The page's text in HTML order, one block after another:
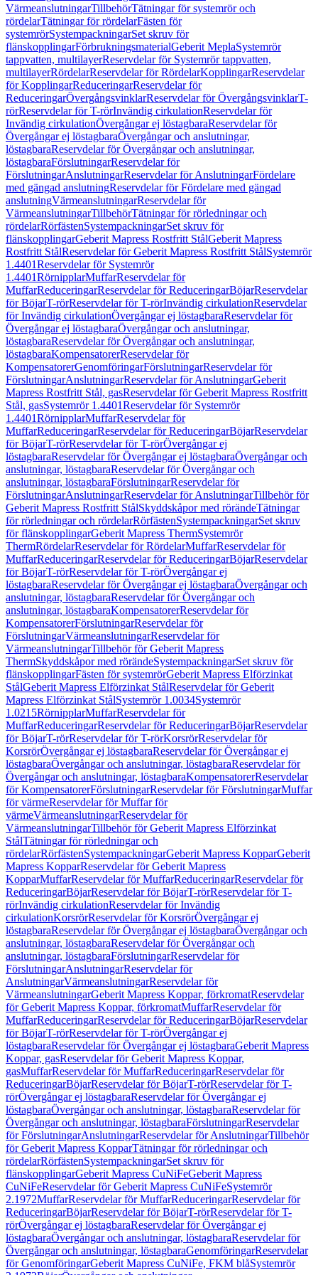
VärmeanslutningarTillbehörTätningar för systemrör och
rördelarTätningar för rördelarFästen för
systemrörSystempackningarSet skruv för
flänskopplingarFörbrukningsmaterialGeberit MeplaSystemrör
tappvatten, multilayerReservdelar för Systemrör tappvatten,
multilayerRördelarReservdelar för RördelarKopplingarReservdelar
för KopplingarReduceringarReservdelar för
ReduceringarÖvergångsvinklarReservdelar för ÖvergångsvinklarT-
rörReservdelar för T-rörInvändig cirkulationReservdelar för
Invändig cirkulationÖvergångar ej löstagbaraReservdelar för
Övergångar ej löstagbaraÖvergångar och anslutningar,
löstagbaraReservdelar för Övergångar och anslutningar,
löstagbaraFörslutningarReservdelar för
FörslutningarAnslutningarReservdelar för AnslutningarFördelare
med gängad anslutningReservdelar för Fördelare med gängad
anslutningVärmeanslutningarReservdelar för
VärmeanslutningarTillbehörTätningar för rörledningar och
rördelarRörfästenSystempackningarSet skruv för
flänskopplingarGeberit Mapress Rostfritt StålGeberit Mapress
Rostfritt StålReservdelar för Geberit Mapress Rostfritt StålSystemrör
1.4401Reservdelar för Systemrör
1.4401RörnipplarMuffarReservdelar för
MuffarReduceringarReservdelar för ReduceringarBöjarReservdelar
för BöjarT-rörReservdelar för T-rörInvändig cirkulationReservdelar
för Invändig cirkulationÖvergångar ej löstagbaraReservdelar för
Övergångar ej löstagbaraÖvergångar och anslutningar,
löstagbaraReservdelar för Övergångar och anslutningar,
löstagbaraKompensatorerReservdelar för
KompensatorerGenomföringarFörslutningarReservdelar för
FörslutningarAnslutningarReservdelar för AnslutningarGeberit
Mapress Rostfritt Stål, gasReservdelar för Geberit Mapress Rostfritt
Stål, gasSystemrör 1.4401Reservdelar för Systemrör
1.4401RörnipplarMuffarReservdelar för
MuffarReduceringarReservdelar för ReduceringarBöjarReservdelar
för BöjarT-rörReservdelar för T-rörÖvergångar ej
löstagbaraReservdelar för Övergångar ej löstagbaraÖvergångar och
anslutningar, löstagbaraReservdelar för Övergångar och
anslutningar, löstagbaraFörslutningarReservdelar för
FörslutningarAnslutningarReservdelar för AnslutningarTillbehör för
Geberit Mapress Rostfritt StålSkyddskåpor med rörändeTätningar
för rörledningar och rördelarRörfästenSystempackningarSet skruv
för flänskopplingarGeberit Mapress ThermSystemrör
ThermRördelarReservdelar för RördelarMuffarReservdelar för
MuffarReduceringarReservdelar för ReduceringarBöjarReservdelar
för BöjarT-rörReservdelar för T-rörÖvergångar ej
löstagbaraReservdelar för Övergångar ej löstagbaraÖvergångar och
anslutningar, löstagbaraReservdelar för Övergångar och
anslutningar, löstagbaraKompensatorerReservdelar för
KompensatorerFörslutningarReservdelar för
FörslutningarVärmeanslutningarReservdelar för
VärmeanslutningarTillbehör för Geberit Mapress
ThermSkyddskåpor med rörändeSystempackningarSet skruv för
flänskopplingarFästen för systemrörGeberit Mapress Elförzinkat
StålGeberit Mapress Elförzinkat StålReservdelar för Geberit
Mapress Elförzinkat StålSystemrör 1.0034Systemrör
1.0215RörnipplarMuffarReservdelar för
MuffarReduceringarReservdelar för ReduceringarBöjarReservdelar
för BöjarT-rörReservdelar för T-rörKorsrörReservdelar för
KorsrörÖvergångar ej löstagbaraReservdelar för Övergångar ej
löstagbaraÖvergångar och anslutningar, löstagbaraReservdelar för
Övergångar och anslutningar, löstagbaraKompensatorerReservdelar
för KompensatorerFörslutningarReservdelar för FörslutningarMuffar
för värmeReservdelar för Muffar för
värmeVärmeanslutningarReservdelar för
VärmeanslutningarTillbehör för Geberit Mapress Elförzinkat
StålTätningar för rörledningar och
rördelarRörfästenSystempackningarGeberit Mapress KopparGeberit
Mapress KopparReservdelar för Geberit Mapress
KopparMuffarReservdelar för MuffarReduceringarReservdelar för
ReduceringarBöjarReservdelar för BöjarT-rörReservdelar för T-
rörInvändig cirkulationReservdelar för Invändig
cirkulationKorsrörReservdelar för KorsrörÖvergångar ej
löstagbaraReservdelar för Övergångar ej löstagbaraÖvergångar och
anslutningar, löstagbaraReservdelar för Övergångar och
anslutningar, löstagbaraFörslutningarReservdelar för
FörslutningarAnslutningarReservdelar för
AnslutningarVärmeanslutningarReservdelar för
VärmeanslutningarGeberit Mapress Koppar, förkromatReservdelar
för Geberit Mapress Koppar, förkromatMuffarReservdelar för
MuffarReduceringarReservdelar för ReduceringarBöjarReservdelar
för BöjarT-rörReservdelar för T-rörÖvergångar ej
löstagbaraReservdelar för Övergångar ej löstagbaraGeberit Mapress
Koppar, gasReservdelar för Geberit Mapress Koppar,
gasMuffarReservdelar för MuffarReduceringarReservdelar för
ReduceringarBöjarReservdelar för BöjarT-rörReservdelar för T-
rörÖvergångar ej löstagbaraReservdelar för Övergångar ej
löstagbaraÖvergångar och anslutningar, löstagbaraReservdelar för
Övergångar och anslutningar, löstagbaraFörslutningarReservdelar
för FörslutningarAnslutningarReservdelar för AnslutningarTillbehör
för Geberit Mapress KopparTätningar för rörledningar och
rördelarRörfästenSystempackningarSet skruv för
flänskopplingarGeberit Mapress CuNiFeGeberit Mapress
CuNiFeReservdelar för Geberit Mapress CuNiFeSystemrör
2.1972MuffarReservdelar för MuffarReduceringarReservdelar för
ReduceringarBöjarReservdelar för BöjarT-rörReservdelar för T-
rörÖvergångar ej löstagbaraReservdelar för Övergångar ej
löstagbaraÖvergångar och anslutningar, löstagbaraReservdelar för
Övergångar och anslutningar, löstagbaraGenomföringarReservdelar
för GenomföringarGeberit Mapress CuNiFe, FKM blåSystemrör